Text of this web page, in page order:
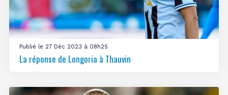
Publié le 27 Déc 2023 à 08h25
La réponse de Longoria à Thauvin